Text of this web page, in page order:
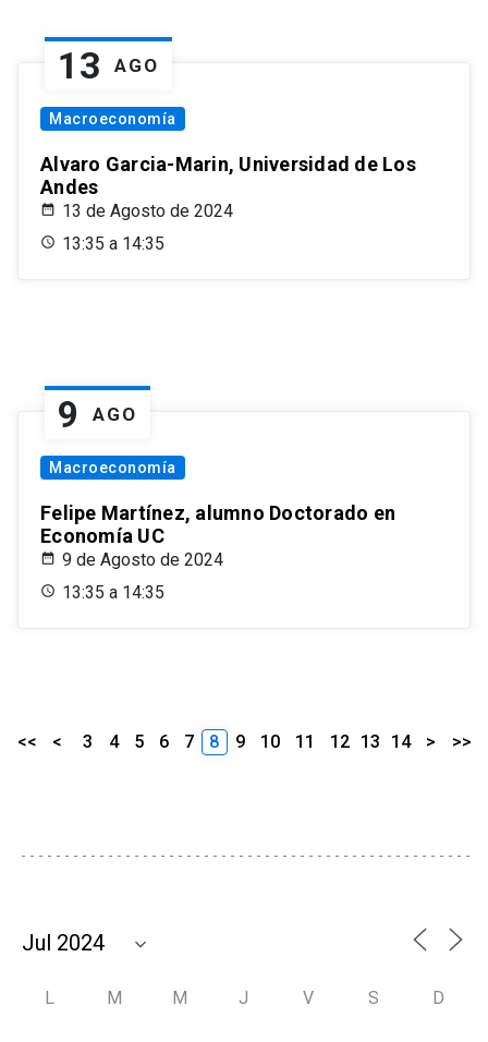
13 AGO
Macroeconomía
Alvaro Garcia-Marin, Universidad de Los
Andes
13 de Agosto de 2024
13:35 a 14:35
9 AGO
Macroeconomía
Felipe Martínez, alumno Doctorado en
Economía UC
9 de Agosto de 2024
13:35 a 14:35
<< < 3 4 5 6 7 8 9 10 11 12 13 14 > >>
L M M J V S D